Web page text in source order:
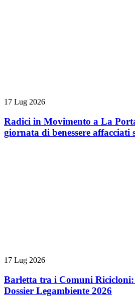
17 Lug 2026
Radici in Movimento a La
giornata di benessere affacciati
17 Lug 2026
Barletta tra i Comuni
Dossier Legambiente 2026